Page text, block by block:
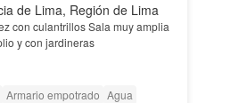
de Lima, Región de Lima
con culantrillos Sala muy amplia
y con jardineras
Armario empotrado Agua